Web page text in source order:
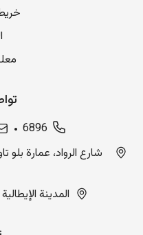
6896
المدينة الإيطالية 1، بناية 130، أربيل، العراق